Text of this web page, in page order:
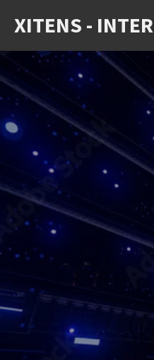
direct
hoofdinhoud
XITENS -